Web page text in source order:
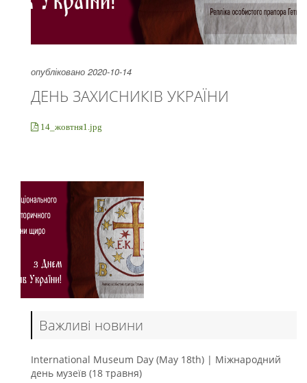
опубліковано 2020-10-14
ДЕНЬ ЗАХИСНИКІВ УКРАЇНИ
14_жовтня1.jpg
Важливі новини
International Museum Day (May 18th) | Міжнародний
день музеїв (18 травня)